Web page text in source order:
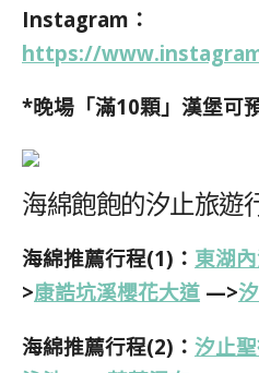
Instagram：
https://
*晚場「滿10顆」漢堡可
海綿飽飽的汐止旅遊
海綿推薦行程(1)： 東湖
>康誥坑溪櫻花大道 —>
海綿推薦行程(2)： 汐止